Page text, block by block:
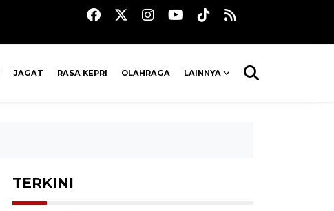
JAGAT RASA KEPRI OLAHRAGA LAINNYA
TERKINI